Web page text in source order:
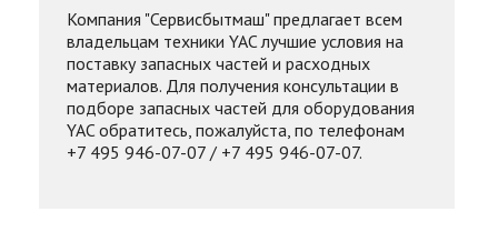
Компания "Сервисбытмаш" предлагает всем
владельцам техники YAC лучшие условия на
поставку запасных частей и расходных
материалов. Для получения консультации в
подборе запасных частей для оборудования
YAC обратитесь, пожалуйста, по телефонам
+7 495 946-07-07 / +7 495 946-07-07.